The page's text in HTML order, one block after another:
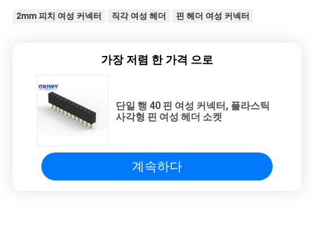
2mm 피치 여성 커넥터 직각 여성 헤더 핀 헤더 여성 커넥터
가장 저렴 한 가격 으로
단일 행 40 핀 여성 커넥터, 플라스틱
사각형 핀 여성 헤더 소켓
계속하다